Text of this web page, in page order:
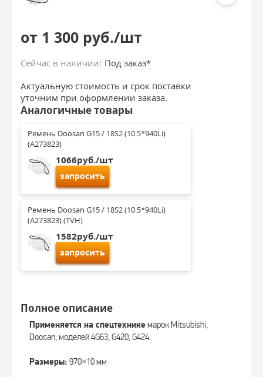
от 1 300 руб./шт
Сейчас в наличии: Под заказ*
Актуальную стоимость и срок поставки
уточним при оформлении заказа.
Аналогичные товары
Ремень Doosan G15 / 18S2 (10.5*940Li)
(A273823)
1066руб./шт
запросить
Ремень Doosan G15 / 18S2 (10.5*940Li)
(A273823) (TVH)
1582руб./шт
запросить
Полное описание
Применяется на спецтехнике марок Mitsubishi,
Doosan; моделей 4G63, G420, G424.
Размеры: 970×10 мм